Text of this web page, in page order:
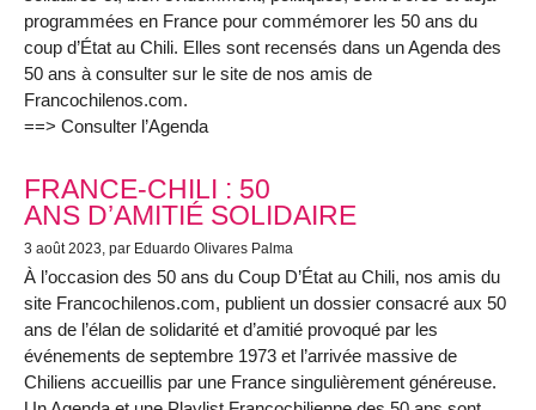
programmées en France pour commémorer les 50 ans du
coup d’État au Chili. Elles sont recensés dans un Agenda des
50 ans à consulter sur le site de nos amis de
Francochilenos.com.
==> Consulter l’Agenda
FRANCE-CHILI : 50
ANS D’AMITIÉ SOLIDAIRE
3 août 2023 , par Eduardo Olivares Palma
À l’occasion des 50 ans du Coup D’État au Chili, nos amis du
site Francochilenos.com, publient un dossier consacré aux 50
ans de l’élan de solidarité et d’amitié provoqué par les
événements de septembre 1973 et l’arrivée massive de
Chiliens accueillis par une France singulièrement généreuse.